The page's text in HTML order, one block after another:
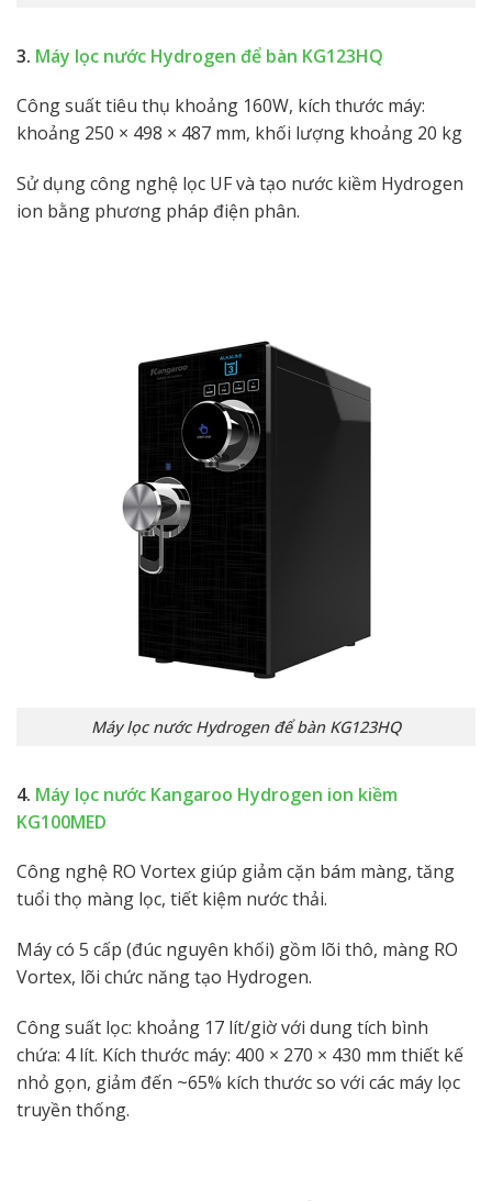
3. Máy lọc nước Hydrogen để bàn KG123HQ
Công suất tiêu thụ khoảng 160W, kích thước máy:
khoảng 250 × 498 × 487 mm, khối lượng khoảng 20 kg
Sử dụng công nghệ lọc UF và tạo nước kiềm Hydrogen
ion bằng phương pháp điện phân.
Máy lọc nước Hydrogen để bàn KG123HQ
4. Máy lọc nước Kangaroo Hydrogen ion kiềm
KG100MED
Công nghệ RO Vortex giúp giảm cặn bám màng, tăng
tuổi thọ màng lọc, tiết kiệm nước thải.
Máy có 5 cấp (đúc nguyên khối) gồm lõi thô, màng RO
Vortex, lõi chức năng tạo Hydrogen.
Công suất lọc: khoảng 17 lít/giờ với dung tích bình
chứa: 4 lít. Kích thước máy: 400 × 270 × 430 mm thiết kế
nhỏ gọn, giảm đến ~65% kích thước so với các máy lọc
truyền thống.